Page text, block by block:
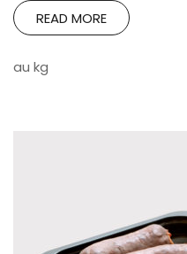
READ MORE
au kg